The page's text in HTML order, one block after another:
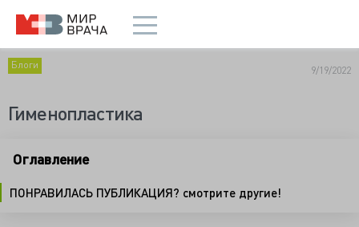
Блоги 9/19/2022
Гименопластика
Оглавление
ПОНРАВИЛАСЬ ПУБЛИКАЦИЯ? смотрите другие!